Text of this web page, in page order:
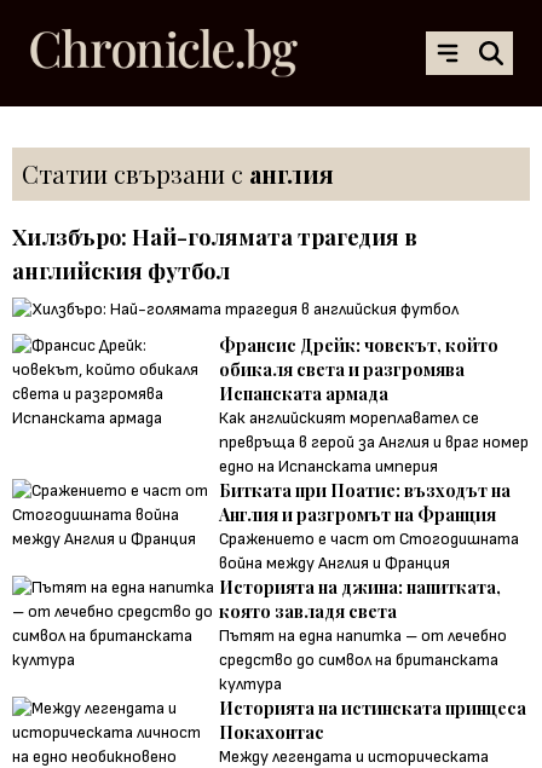
Статии свързани с англия
Хилзбъро: Най-голямата трагедия в
английския футбол
Франсис Дрейк: човекът, който
обикаля света и разгромява
Испанската армада
Как английският мореплавател се
превръща в герой за Англия и враг номер
едно на Испанската империя
Битката при Поатие: възходът на
Англия и разгромът на Франция
Сражението е част от Стогодишната
война между Англия и Франция
Историята на джина: напитката,
която завладя света
Пътят на една напитка – от лечебно
средство до символ на британската
култура
Историята на истинската принцеса
Покахонтас
Между легендата и историческата